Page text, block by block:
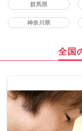
群馬県
神奈川県
全国